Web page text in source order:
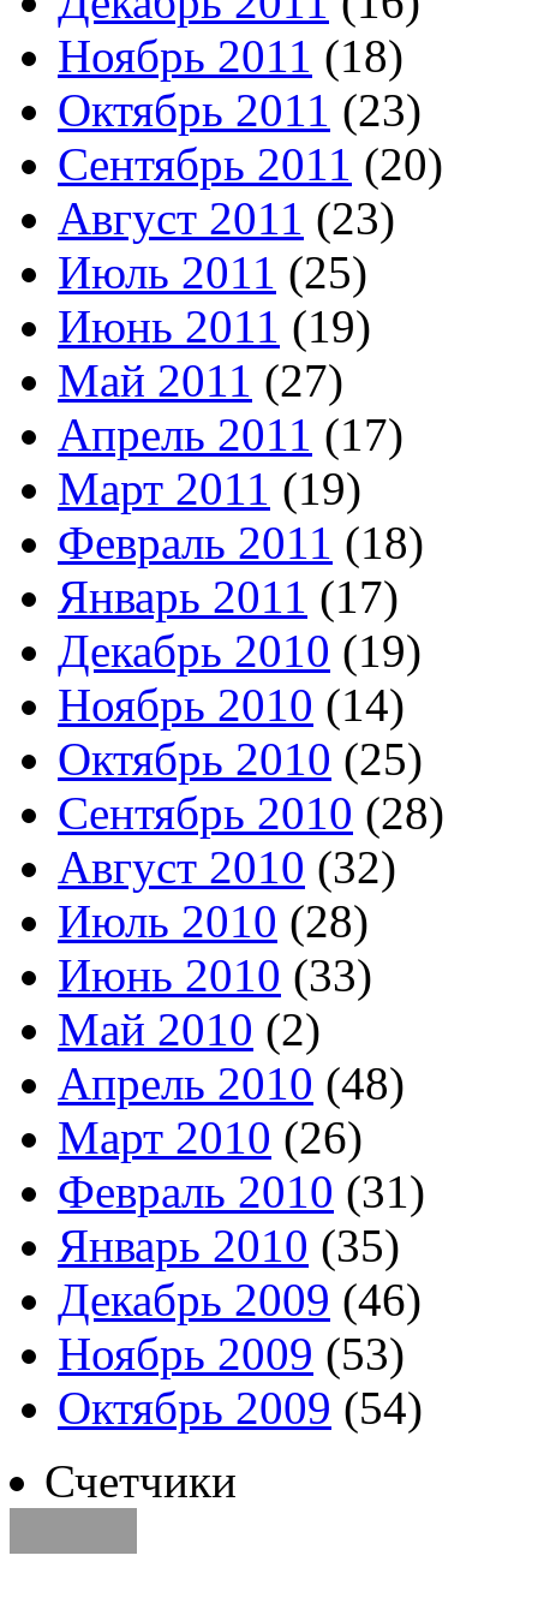
Ноябрь 2011 (18)
Октябрь 2011 (23)
Сентябрь 2011 (20)
Август 2011 (23)
Июль 2011 (25)
Июнь 2011 (19)
Май 2011 (27)
Апрель 2011 (17)
Март 2011 (19)
Февраль 2011 (18)
Январь 2011 (17)
Декабрь 2010 (19)
Ноябрь 2010 (14)
Октябрь 2010 (25)
Сентябрь 2010 (28)
Август 2010 (32)
Июль 2010 (28)
Июнь 2010 (33)
Май 2010 (2)
Апрель 2010 (48)
Март 2010 (26)
Февраль 2010 (31)
Январь 2010 (35)
Декабрь 2009 (46)
Ноябрь 2009 (53)
Октябрь 2009 (54)
Счетчики